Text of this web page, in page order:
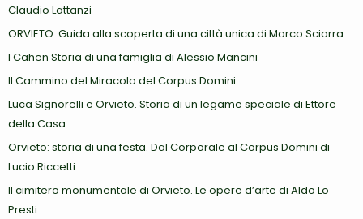
Claudio Lattanzi
ORVIETO. Guida alla scoperta di una città unica di Marco Sciarra
I Cahen Storia di una famiglia di Alessio Mancini
Il Cammino del Miracolo del Corpus Domini
Luca Signorelli e Orvieto. Storia di un legame speciale di Ettore
della Casa
Orvieto: storia di una festa. Dal Corporale al Corpus Domini di
Lucio Riccetti
Il cimitero monumentale di Orvieto. Le opere d’arte di Aldo Lo
Presti